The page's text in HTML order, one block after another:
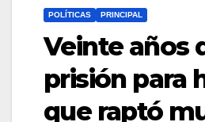
POLÍTICAS PRINCIPAL
Veinte años
prisión para
que raptó